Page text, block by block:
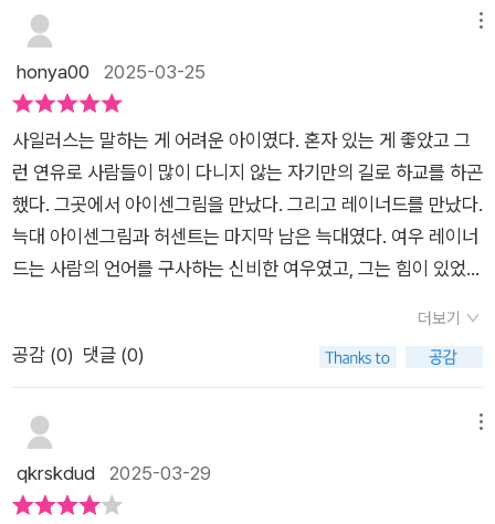
은 이기지도 지지도 않아. 늑대들은 또 주인도 노예도 아니야. 늑
수 없는 존재이며, '늑대는 그저 늑대일 뿐'이라는 말이 반복되는
것도 이 때문일 것입니다.📌'늑대로 살면 좋겠지. 하지만 나는 인
간이고, 다른 인간들과 살아야 해. 말을 하면서. 인간들에게 전할
이야기가 있어.' 사일러스는 여전히 말을 더듬고, 학교에서는 여
전히 괴롭힘을 당하지만, 이제 그는 자신만의 방식으로 세상과 맞
서려 합니다. 늑대들과 함께하는 판타지 세계에서 벗어나, 현실에
서 스스로를 증명하려는 그의 선택은 더 큰 용기와 결단을 보여줍
니다.말이 가진 힘, 자유를 위한 투쟁, 그리고 성장하는 한 소년의
이야기!읽고 나면 긴 여운이 남는 작품입니다.📚이 책을 덮고 나
한다는 메시지를 가슴에 새기게 됩니다.어떤 난관이 닥쳐도, 자신
의 길을 찾아 걸어가야 합니다.길은 언제나 새로운 가능성을 향해
열려 있으니까.#동화 #동화책 #동화추천 #책육아 #고학년동화
#장편동화 #초등동화추천 #독서습관 #책소개 #책리뷰 #북리뷰
정체성이 있음을 정의한 것이다. 사일러스는 거짓을 이기는 말을
는 현실 세계로 돌아온다. 모험은 끝났고 책장도 얼마 남지 않았
들에게 더듬지 않고 당당하게 말하는 모습을. 그러나 아무것도 변
하지 않았다. 사일러스는 자신의 경험이 무슨 의미가 있는 것인지
의문이 들었고 답답했다. 아이센그림을 다시 만나게 되었고 늑대
는 그들의 세계로 같이 가자고 했지만 사일러스는 인간 세상을 선
택한다. 인간들에게 전할 이야기가 있다며. 사일러스가 늑대와 나
눈 우정, 동물들과 함께하는 모험은 스토리텔링의 매력에 흠뻑 빠
져들게 만든다. 이 책을 읽는 어린이 독자들은 인간처럼 지배자가
인간이 대상에 규정하여 표현하는 말 속에 독재성이 들어있음도
알게 될 것이다. 그럼 사일러스가 인간들에게 전할 이야기가 무엇
일지 상상해보면 어떨까. 작가가 모험에서 돌아온 사일러스에게
아무런 변화가 일어나지 않도록 한 이유가 있을 것이므로. **위
했고,일하면서 죽어 갔다.일이 너무 고되고 힘들어서 죽는가 하
면,먹는 것이 형편없어서 죽기도 했다.그리고 죽지 말아야 할 이
유를 찾을 수 없어서 죽었다...📖 P137'인간들은 모든 관계를 이
기느냐 지느냐로 나누어 생각해.하지만 사냥은 그렇지 않아.우리
는 이기지 않았어.우리가 죽인 사슴은 지지 않았고.우리에게 목숨
을 내준 거야.우리는 그걸 받아들인거고.우리와 사냥감 사이에 일
어나는 일을너희 인간들은 단순히 죽인다는 말로표현하지만 절
대로 그렇지 않아.그건 어디까지나 자연의 법칙에 따르는 일이야.
야만적인 행위도,살생도 아니라고.'..@bearbooks_publishers
겠다. 이 부분을 읽는데, 늑대가 '자연', 여우가 '인간'인 것처럼 읽
히기도 했다. 자연에게 끊임없이 문명의 잣대를 들이대는 인간의
모습처럼 느껴졌기 때문이다.''인간들은 모든 관계를 이기느냐 지
지 않았어. 우리가 죽인 사슴은 지지 않았고.''(p.137)자연(야생)
은 약육강식의 공간이라고 보는 것도 끝없는 인간의 이기적인 시
선이 아닌가 하는 생각이 들었다. '약육강식'의 이분법적인 생각
은 모든 관계를 단순화하기 때문에 인간의 세계에서는 이를 편리
하게 취한다. 이러한 인간중심적인 시선이 자연을 야만의 공간이
라고 여기게 만드는지도 모르는 일이다.''하지만 나는 인간이고,
다른 인간들과 살아야 해. 말을 하면서. 인간들에게 전할 이야기
소 선명해지는 순간이었다. 늑대들의 혀가 되고, 입이 되고, 목소
리가 되어준다는 것. 그것은 곧 그릇된 문명의 이기를 버리겠다는
다짐이면서소외된 자들을 비추는 능동적인 움직임이기도 하겠다
는 생각이 들었다.표면적으로 읽어도 서사적인 재미가 있지만, 늑
honya00 2025-03-25
사일러스는 말하는 게 어려운 아이였다. 혼자 있는 게 좋았고 그
런 연유로 사람들이 많이 다니지 않는 자기만의 길로 하교를 하곤
했다. 그곳에서 아이센그림을 만났다. 그리고 레이너드를 만났다.
늑대 아이센그림과 허센트는 마지막 남은 늑대였다. 여우 레이너
드는 사람의 언어를 구사하는 신비한 여우였고, 그는 힘이 있었
못했다. 그대로 억압하는 힘에 짓눌렸다. 여우의 말은 상당히 날
카롭고, 속을 긁는 요소를 갖추고 있었다. 힘이 아닌, 말로 가둬버
러스는 그의 언어 장애 때문에 학급의 거친 아이들에게 괴롭힘을
당하고 있었다. 말 때문에 놀림을 받던 사일러스가 동물들과 있을
때는 하고자 하는 말을 잘 쏟아냈다. 그래서 이제는 말을 잘 할 수
더보기
공감 (0) 댓글 (0)
qkrskdud 2025-03-29